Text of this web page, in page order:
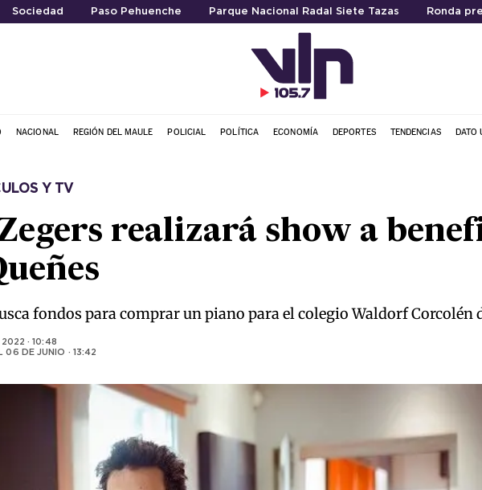
Sociedad Paso Pehuenche Parque Nacional Radal Siete Tazas Ronda
NACIONAL REGIÓN DEL MAULE POLICIAL POLÍTICA ECONOMÍA DEPORTES TENDENCIAS DATO
Y TV
realizará show a
fondos para comprar un piano para el colegio Waldorf Corcolén
· 10:48
06 DE JUNIO · 13:42